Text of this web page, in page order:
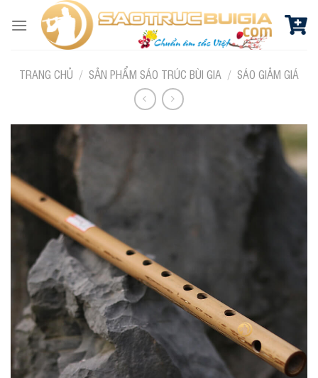
TRANG CHỦ / SẢN PHẨM SÁO TRÚC BÙI GIA / SÁO GIẢM GIÁ